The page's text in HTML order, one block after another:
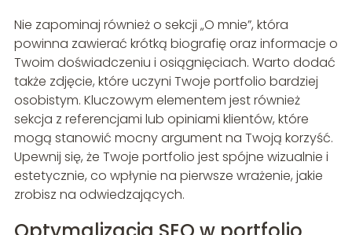
Nie zapominaj również o sekcji „O mnie”, która
powinna zawierać krótką biografię oraz informacje o
Twoim doświadczeniu i osiągnięciach. Warto dodać
także zdjęcie, które uczyni Twoje portfolio bardziej
osobistym. Kluczowym elementem jest również
sekcja z referencjami lub opiniami klientów, które
mogą stanowić mocny argument na Twoją korzyść.
Upewnij się, że Twoje portfolio jest spójne wizualnie i
estetycznie, co wpłynie na pierwsze wrażenie, jakie
zrobisz na odwiedzających.